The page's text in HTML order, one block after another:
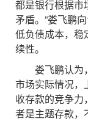
都是银行根据市
矛盾。”娄飞鹏
低负债成本，稳
续性。
娄飞鹏认为
市场实际情况，
收存款的竞争
者是主题存款，